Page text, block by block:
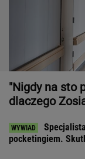
"Nigdy na sto
dlaczego
pocketingiem.